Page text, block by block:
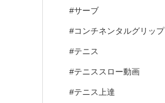
#サーブ
#コンチネンタルグリップ
#テニス
#テニススロー動画
#テニス上達